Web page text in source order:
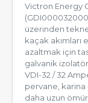
Victron Energy
üzerinden
kaçak
azaltmak için
galvanik
VDI-32 / 32
pervane, karina
daha uzun